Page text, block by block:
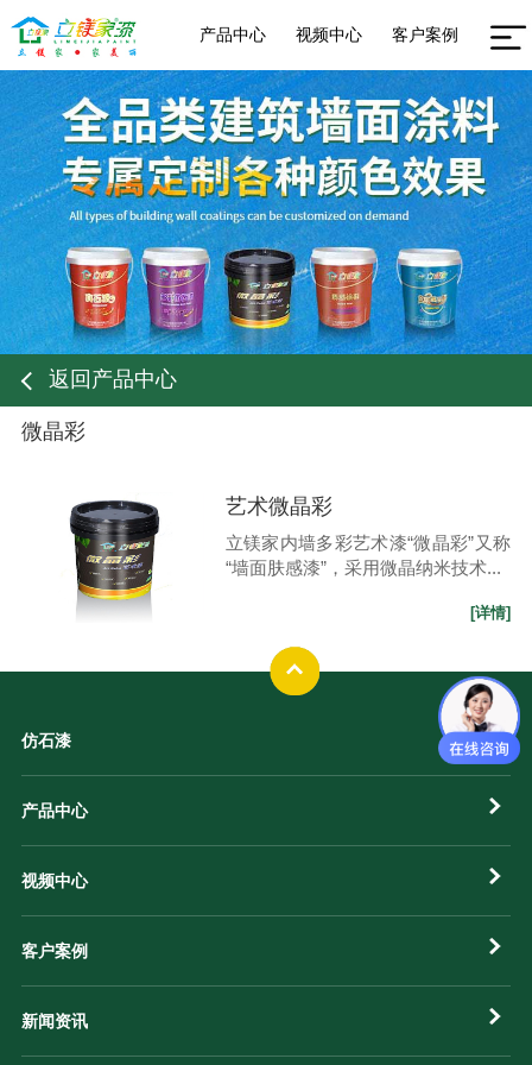
产品中心 视频中心 客户案例
返回产品中心
微晶彩
艺术微晶彩
立镁家内墙多彩艺术漆“微晶彩”又称
“墙面肤感漆”，采用微晶纳米技术...
[详情]
仿石漆
产品中心
视频中心
客户案例
新闻资讯